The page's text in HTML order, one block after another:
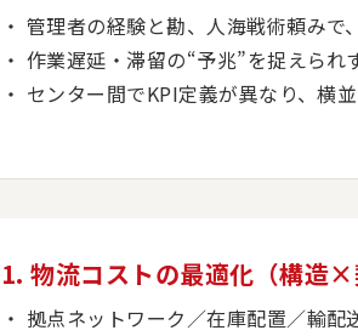
管理者の経験と勘、人海戦術頼みで
作業遅延・滞留の“予兆”を捉えられ
センター間でKPI定義が異なり、横
1. 物流コストの最適化（構造
拠点ネットワーク／在庫配置／輸